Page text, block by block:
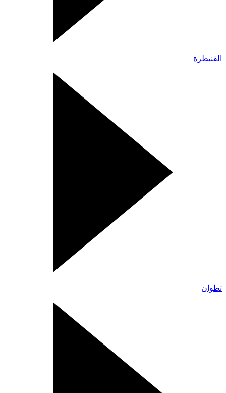
القنيطرة
تطوان